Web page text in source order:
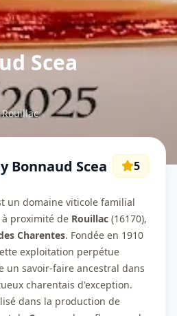
Scea
Rouillac
Bonnaud Scea 5
un domaine viticole familial
à proximité de Rouillac (16170),
Charentes. Fondée en 1910
exploitation perpétue
un savoir-faire ancestral dans
charentais d'exception.
dans la production de